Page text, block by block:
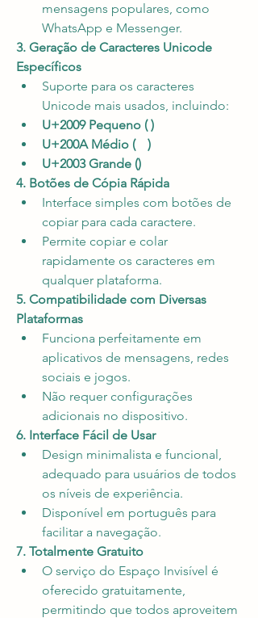
mensagens populares, como
WhatsApp e Messenger.
3. Geração de Caracteres Unicode
Específicos
Suporte para os caracteres
Unicode mais usados, incluindo:
U+2009 Pequeno ( )
U+200A Médio (ﾠ)
U+2003 Grande (ㅤ)
4. Botões de Cópia Rápida
Interface simples com botões de
copiar para cada caractere.
Permite copiar e colar
rapidamente os caracteres em
qualquer plataforma.
5. Compatibilidade com Diversas
Plataformas
Funciona perfeitamente em
aplicativos de mensagens, redes
sociais e jogos.
Não requer configurações
adicionais no dispositivo.
6. Interface Fácil de Usar
Design minimalista e funcional,
adequado para usuários de todos
os níveis de experiência.
Disponível em português para
facilitar a navegação.
7. Totalmente Gratuito
O serviço do Espaço Invisível é
oferecido gratuitamente,
permitindo que todos aproveitem